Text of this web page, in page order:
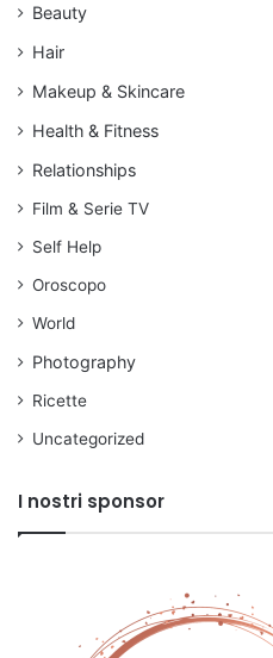
Beauty
Hair
Makeup & Skincare
Health & Fitness
Relationships
Film & Serie TV
Self Help
Oroscopo
World
Photography
Ricette
Uncategorized
I nostri sponsor